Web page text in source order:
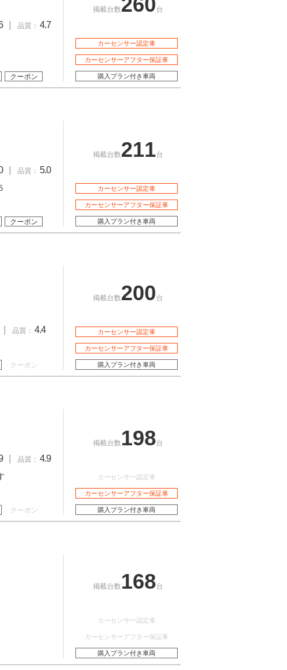
品質： 4.7
クーポン
掲載台数 台
カーセンサー認定車
カーセンサーアフター保証車
購入プラン付き車両
品質： 5.0
クーポン
掲載台数211台
カーセンサー認定車
カーセンサーアフター保証車
購入プラン付き車両
品質： 4.4
クーポン
掲載台数200台
カーセンサー認定車
カーセンサーアフター保証車
購入プラン付き車両
品質： 4.9
クーポン
掲載台数 198台
カーセンサー認定車
カーセンサーアフター保証車
購入プラン付き車両
掲載台数 168台
カーセンサー認定車
カーセンサーアフター保証車
購入プラン付き車両